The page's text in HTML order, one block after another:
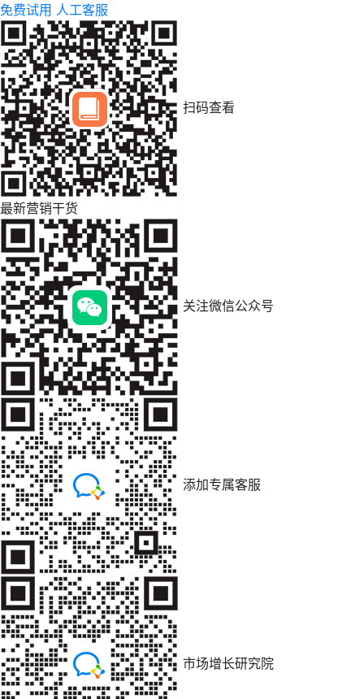
免费试用 人工客服
扫码查看
最新营销干货
关注微信公众号
添加专属客服
市场增长研究院